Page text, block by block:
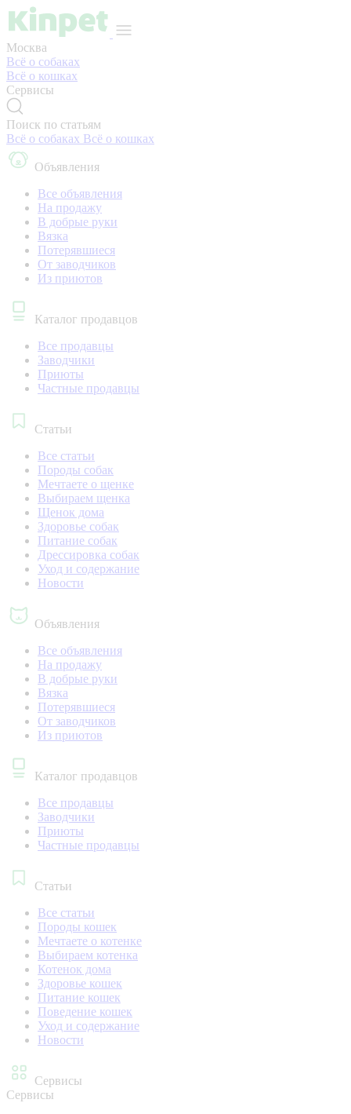
Москва
Всё о собаках
Всё о кошках
Сервисы
Поиск по статьям
Всё о собаках Всё о кошках
Объявления
Все объявления
На продажу
В добрые руки
Вязка
Потерявшиеся
От заводчиков
Из приютов
Каталог продавцов
Все продавцы
Заводчики
Приюты
Частные продавцы
Статьи
Все статьи
Породы собак
Мечтаете о щенке
Выбираем щенка
Щенок дома
Здоровье собак
Питание собак
Дрессировка собак
Уход и содержание
Новости
Объявления
Все объявления
На продажу
В добрые руки
Вязка
Потерявшиеся
От заводчиков
Из приютов
Каталог продавцов
Все продавцы
Заводчики
Приюты
Частные продавцы
Статьи
Все статьи
Породы кошек
Мечтаете о котенке
Выбираем котенка
Котенок дома
Здоровье кошек
Питание кошек
Поведение кошек
Уход и содержание
Новости
Сервисы
Сервисы